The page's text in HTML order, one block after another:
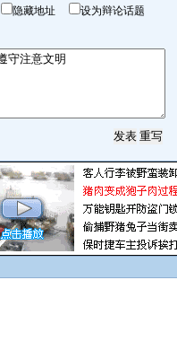
隐藏地址 设为辩论话题